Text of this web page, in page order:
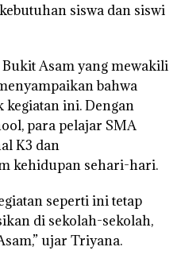
siswa dan siswi
Asam yang mewakili
bahwa
ini. Dengan
para pelajar SMA
K3 dan
kehidupan sehari-hari.
seperti ini tetap
di sekolah-sekolah,
ujar Triyana.